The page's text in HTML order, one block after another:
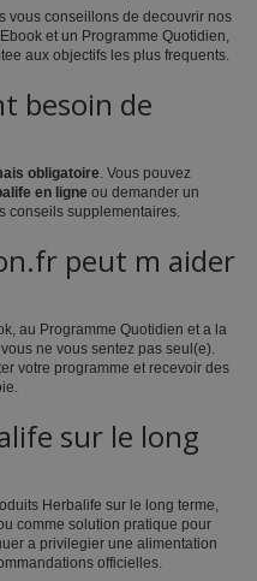
vous conseillons de decouvrir nos
et un Programme Quotidien,
aux objectifs les plus frequents.
besoin de
obligatoire . Vous pouvez
en ligne ou demander un
conseils supplementaires.
peut m aider
au Programme Quotidien et a la
ne vous sentez pas seul(e).
votre programme et recevoir des
sur le long
Herbalife sur le long terme,
comme solution pratique pour
a privilegier une alimentation
officielles.